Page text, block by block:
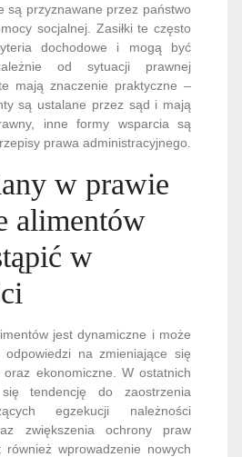
są przyznawane przez państwo
socjalnej. Zasiłki te często
dochodowe i mogą być
od sytuacji prawnej
mają znaczenie praktyczne –
są ustalane przez sąd i mają
inne formy wsparcia są
prawa administracyjnego.
w prawie
alimentów
w
jest dynamiczne i może
na zmieniające się
oraz ekonomiczne. W ostatnich
tendencję do zaostrzenia
egzekucji należności
zwiększenia ochrony praw
wprowadzenie nowych